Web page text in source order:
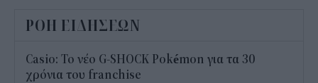
ΡΟΗ ΕΙΔΗΣΕΩΝ
Casio: Το νέο G-SHOCK Pokémon για τα 30
χρόνια του franchise